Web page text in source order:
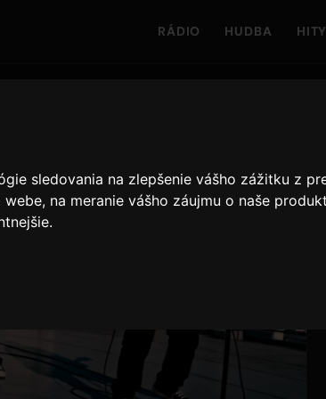
sledovania na zlepšenie vášho zážitku z
webe, na meranie vášho záujmu o naše
.
RÁDIO HUDBA HITY